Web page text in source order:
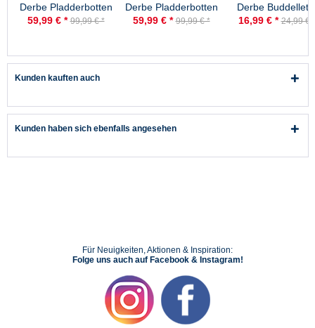
Derbe Pladderbotten
Pelz Schwarz Herren
59,99 € * 99,99 € *
Derbe Pladderbotten
Pelz Marine Herren
59,99 € * 99,99 € *
Derbe
Moin Schlappen
16,99 € * 24,99 € *
Kunden kauften auch
Kunden haben sich ebenfalls angesehen
Für Neuigkeiten, Aktionen & Inspiration:
Folge uns auch auf Facebook & Instagram!